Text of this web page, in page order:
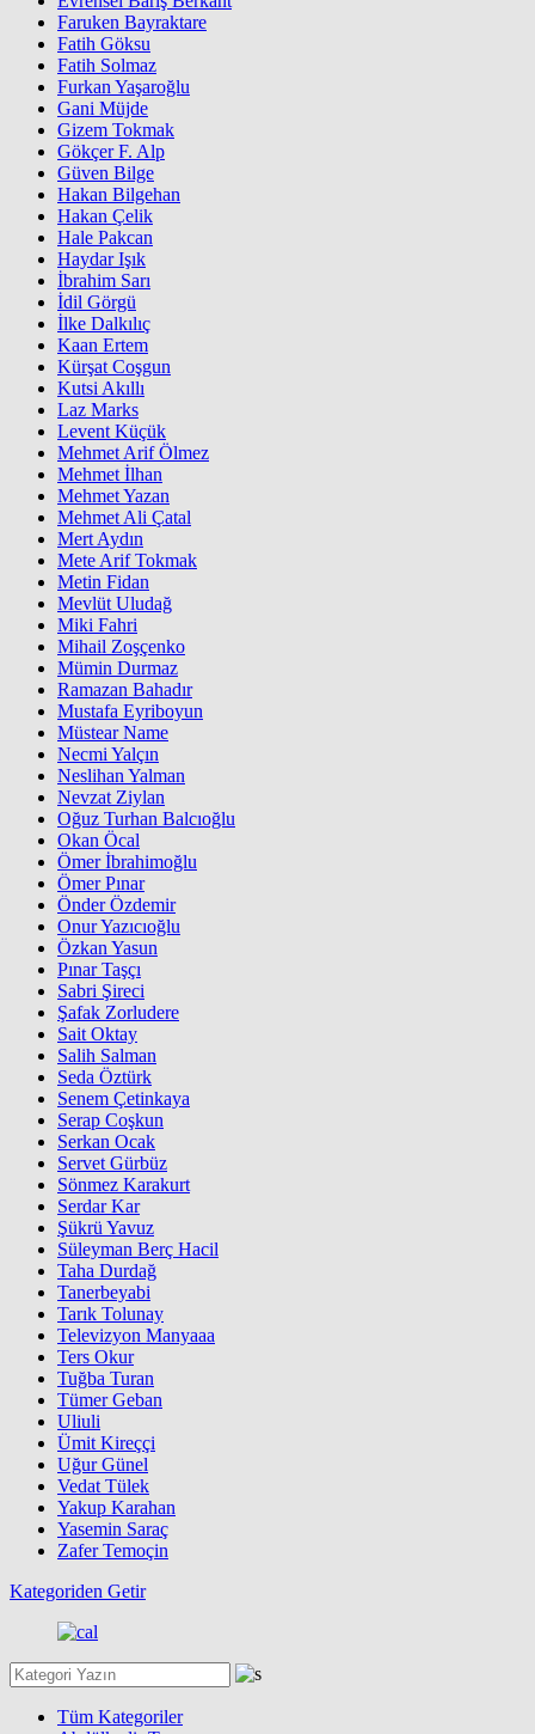
Faruken Bayraktare
Fatih Göksu
Fatih Solmaz
Furkan Yaşaroğlu
Gani Müjde
Gizem Tokmak
Gökçer F. Alp
Güven Bilge
Hakan Bilgehan
Hakan Çelik
Hale Pakcan
Haydar Işık
İbrahim Sarı
İdil Görgü
İlke Dalkılıç
Kaan Ertem
Kürşat Coşgun
Kutsi Akıllı
Laz Marks
Levent Küçük
Mehmet Arif Ölmez
Mehmet İlhan
Mehmet Yazan
Mehmet Ali Çatal
Mert Aydın
Mete Arif Tokmak
Metin Fidan
Mevlüt Uludağ
Miki Fahri
Mihail Zoşçenko
Mümin Durmaz
Ramazan Bahadır
Mustafa Eyriboyun
Müstear Name
Necmi Yalçın
Neslihan Yalman
Nevzat Ziylan
Oğuz Turhan Balcıoğlu
Okan Öcal
Ömer İbrahimoğlu
Ömer Pınar
Önder Özdemir
Onur Yazıcıoğlu
Özkan Yasun
Pınar Taşçı
Sabri Şireci
Şafak Zorludere
Sait Oktay
Salih Salman
Seda Öztürk
Senem Çetinkaya
Serap Coşkun
Serkan Ocak
Servet Gürbüz
Sönmez Karakurt
Serdar Kar
Şükrü Yavuz
Süleyman Berç Hacil
Taha Durdağ
Tanerbeyabi
Tarık Tolunay
Televizyon Manyaaa
Ters Okur
Tuğba Turan
Tümer Geban
Uliuli
Ümit Kireççi
Uğur Günel
Vedat Tülek
Yakup Karahan
Yasemin Saraç
Zafer Temoçin
Kategoriden Getir
Tüm Kategoriler